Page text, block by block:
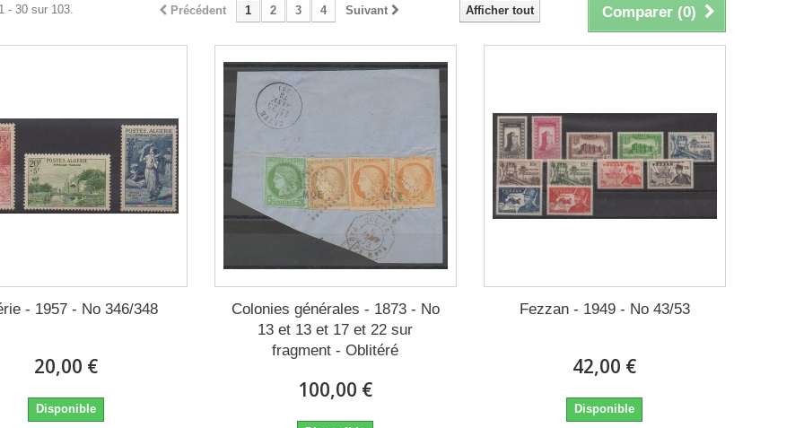
Comparer (0)
Afficher tout
Précédent 1 2 3 4 Suivant
- 30 sur 103.
- 1957 - No 346/348
20,00 €
Disponible
Colonies générales - 1873 - No
13 et 13 et 17 et 22 sur
fragment - Oblitéré
100,00 €
Fezzan - 1949 - No 43/53
42,00 €
Disponible